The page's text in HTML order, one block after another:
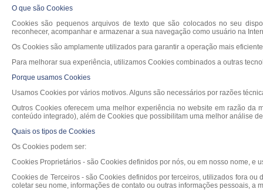
O que são Cookies
Cookies são pequenos arquivos de texto que são colocados no seu
reconhecer, acompanhar e armazenar a sua navegação como usuário na
Os Cookies são amplamente utilizados para garantir a operação mais
Para melhorar sua experiência, utilizamos Cookies combinados a outras
Porque usamos Cookies
Usamos Cookies por vários motivos. Alguns são necessários por razões
Outros Cookies oferecem uma melhor experiência no website em razão
conteúdo integrado), além de Cookies que possibilitam uma melhor análise
Quais os tipos de Cookies
Os Cookies podem ser:
Cookies Proprietários - são Cookies definidos por nós, ou em nosso nome, e
Cookies de Terceiros - são Cookies definidos por terceiros, utilizados fora
coletar seu nome, informações de contato ou outras informações pessoais, a